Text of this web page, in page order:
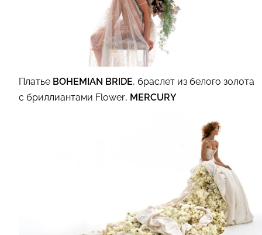
Платье BOHEMIAN BRIDE, браслет из белого золота
с бриллиантами Flower, MERCURY